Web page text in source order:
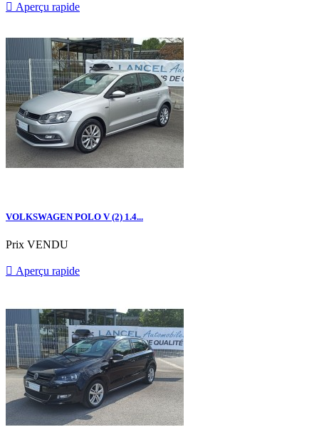
 Aperçu rapide
VOLKSWAGEN POLO V (2) 1.4...
Prix VENDU
 Aperçu rapide